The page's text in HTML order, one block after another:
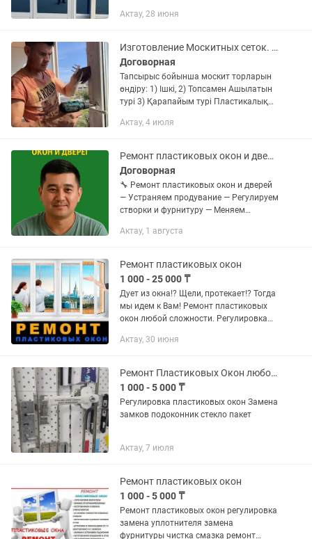
обслуживание оконных/входных
все...
Актау, 28 июня
Изготовление Москитных сеток. Ремонт пластиковых окон
Договорная
Тапсырыс бойынша москит торларын
өндіру: 1) Ішкі, 2) Топсамен Ашылатын
турi 3) Қарапайым турi Пластикалық
таспалардын ауыстыру, балаларды
Актау, 4 июля
Ремонт пластиковых окон и дверей
Договорная
🔧 Ремонт пластиковых окон и дверей
— Устраняем продувание — Регулируем
створки и фурнитуру — Меняем
быстро, качественно и с гарантией ✅
Актау, 1 августа
Ремонт пластиковых окон
1 000 - 25 000 ₸
Дует из окна!? Щели, протекает!? Тогда
мы идем к Вам! Ремонт пластиковых
окон любой сложности. Регулировка
Замена навесов, замков Переделка с
Актау, 30 июня
Ремонт Пластиковых Окон любой сложности изготовление
1 000 - 5 000 ₸
Регулировка пластиковых окон Замена
замков подоконник стекло пакет
Актау, 7 июля
Ремонт пластиковых окон
1 000 - 5 000 ₸
Ремонт пластиковых окон регулировка
замена уплотнителя замена
фурнитуры чистка смазка ремонт